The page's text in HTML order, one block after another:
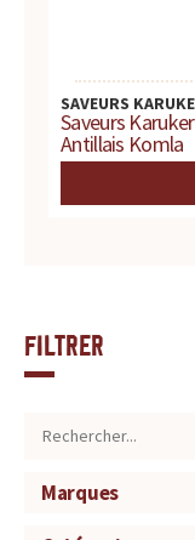
SAVEURS
Saveurs
Antillais Komla
Filtrer